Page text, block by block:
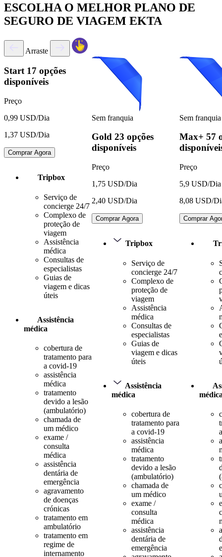
ESCOLHA O MELHOR PLANO DE
SEGURO DE VIAGEM EKTA
Arraste
Start 17 opções
disponíveis
Preço
0,99 USD/Dia
1,37 USD/Dia
Comprar Agora
Tripbox
Serviço de
concierge 24/7
Complexo de
proteção de
viagem
Assistência
médica
Consultas de
especialistas
Guias de
viagem e dicas
úteis
Assistência
médica
cobertura de
tratamento para
a covid-19
assistência
médica
tratamento
devido a lesão
(ambulatório)
chamada de
um médico
exame /
consulta
médica
assistência
dentária de
emergência
agravamento
de doenças
crónicas
tratamento em
ambulatório
tratamento em
regime de
internamento
Sem franquia
Gold 23 opções
disponíveis
Preço
1,75 USD/Dia
2,40 USD/Dia
Comprar Agora
Tripbox
Serviço de
concierge 24/7
Complexo de
proteção de
viagem
Assistência
médica
Consultas de
especialistas
Guias de
viagem e dicas
úteis
Assistência
médica
cobertura de
tratamento para
a covid-19
assistência
médica
tratamento
devido a lesão
(ambulatório)
chamada de
um médico
exame /
consulta
médica
assistência
dentária de
emergência
Sem franquia
Max+ 57
Preço
5,9 USD/Dia
8,08 USD/
Comprar